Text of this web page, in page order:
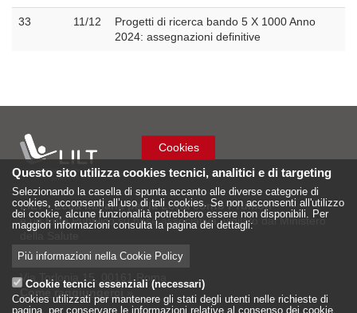
33 11/12
Progetti di ricerca bando 5 X 1000 Anno
2024: assegnazioni definitive
LILT - Lega Italiana per la Lotta conto i Tumori
è un Ente Pubblico su base associativa, vigilato dal Ministero
Sede Nazionale
Via Torlonia 15, 00161 Roma
Come raggiungerci
Cookies
Questo sito utilizza cookies tecnici, analitici e di targeting
Selezionando la casella di spunta accanto alle diverse categorie di
cookies, acconsenti all’uso di tali cookies. Se non acconsenti all'utilizzo
dei cookie, alcune funzionalità potrebbero essere non disponibili. Per
maggiori informazioni consulta la pagina dei dettagli:
Più informazioni nella Cookie Policy
Cookie tecnici essenziali (necessari)
Cookies utilizzati per mantenere gli stati degli utenti nelle richieste di
pagina, per conservare le informazioni relative al consenso dei cookie,